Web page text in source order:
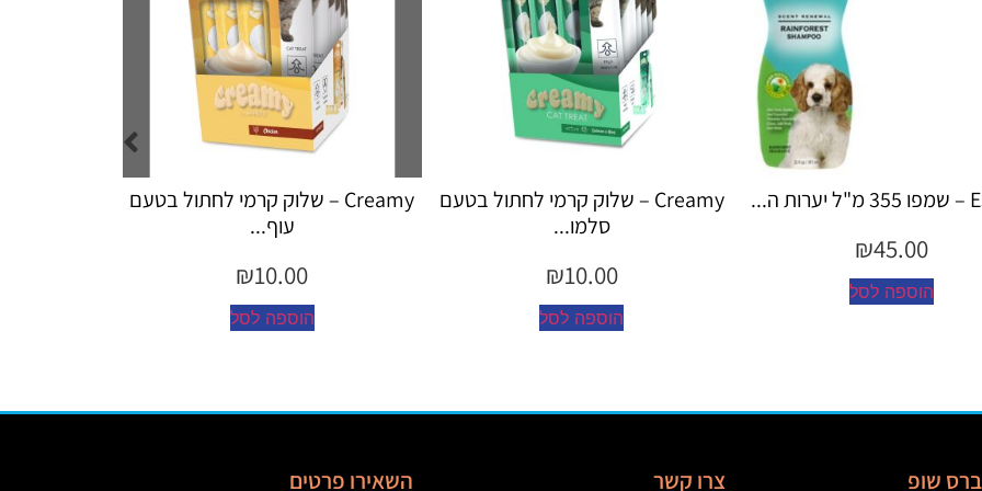
Creamy – שלוק קרמי לחתול בטעם
₪10.00
Creamy – שלוק קרמי לחתול בטעם
עוף...
10.00
הוספה לסל
Creamy – שלוק קרמי לחתול לטיפול
כד...
10.00
הוספה לסל
שופ צרו קשר השאירו פרטים